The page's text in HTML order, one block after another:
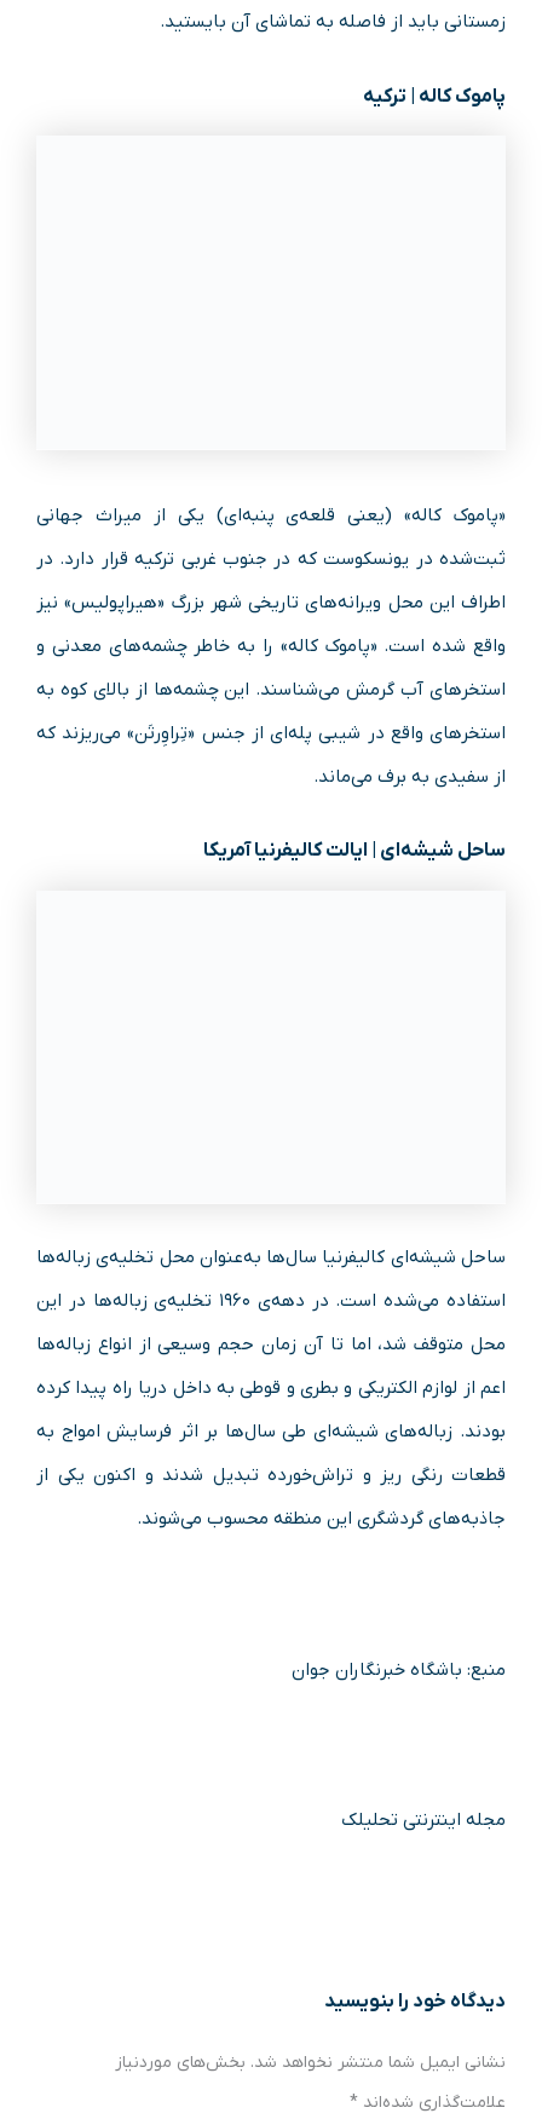
زمستانی باید از فاصله به تماشای آن بایستید.
پاموک کاله | ترکیه
«پاموک کاله» (یعنی قلعه‌ی پنبه‌ای) یکی از میراث جهانی
ثبت‌شده در یونسکوست که در جنوب غربی ترکیه قرار دارد. در
اطراف این محل ویرانه‌های تاریخی شهر بزرگ «هیراپولیس» نیز
واقع شده است. «پاموک کاله» را به خاطر چشمه‌های معدنی و
استخر‌های آب‌ گرمش می‌شناسند. این چشمه‌ها از بالای کوه به
استخر‌های واقع در شیبی پله‌ای از جنس «تِراوِرتَن» می‌ریزند که
از سفیدی به برف می‌ماند.
ساحل شیشه‌ای | ایالت کالیفرنیا آمریکا
ساحل شیشه‌ای کالیفرنیا سال‌ها به‌عنوان محل تخلیه‌ی زباله‌ها
استفاده می‌شده است. در دهه‌ی ۱۹۶۰ تخلیه‌ی زباله‌ها در این
محل متوقف شد، اما تا آن زمان حجم وسیعی از انواع زباله‌ها
اعم از لوازم الکتریکی و بطری و قوطی به داخل دریا راه پیدا کرده
بودند. زباله‌های شیشه‌ای طی سال‌ها بر اثر فرسایش امواج به
قطعات رنگی ریز و تراش‌خورده تبدیل شدند و اکنون یکی از
جاذبه‌های گردشگری این منطقه محسوب می‌شوند.
منبع: باشگاه خبرنگاران جوان
مجله اینترنتی تحلیلک
دیدگاه‌ خود را بنویسید
نشانی ایمیل شما منتشر نخواهد شد. بخش‌های موردنیاز
علامت‌گذاری شده‌اند *